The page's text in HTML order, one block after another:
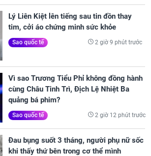
Lý Liên Kiệt lên tiếng sau tin đồn thay
tim, cởi áo chứng minh sức khỏe
Sao quốc tế 2 giờ 9 phút trước
Vì sao Trương Tiểu Phỉ không đồng hành
cùng Châu Tinh Trì, Địch Lệ Nhiệt Ba
quảng bá phim?
Sao quốc tế 2 giờ 12 phút trước
Đau bụng suốt 3 tháng, người phụ nữ sốc
khi thấy thứ bên trong cơ thể mình